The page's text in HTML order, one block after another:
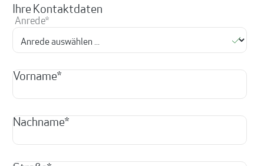
Ihre Kontaktdaten
Anrede*
Vorname*
Nachname*